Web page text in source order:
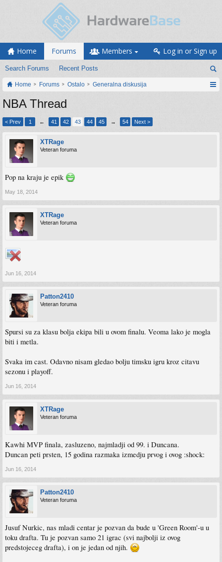
Home Forums
Search Forums Recent Posts
Members Log in or Sign up
Home Forums Ostalo Generalna diskusija
NBA Thread
< Prev 1 ← 41 42 43 44 45 → 54 Next >
XTRage
Veteran foruma
Pop na kraju je epik
May 18, 2014
XTRage
Veteran foruma
Jun 16, 2014
Patton2410
Veteran foruma
Spursi su za klasu bolja ekipa bili u ovom finalu. Veoma lako je mogla
biti i metla.
Svaka im cast. Odavno nisam gledao bolju timsku igru kroz citavu
sezonu i playoff.
Jun 16, 2014
XTRage
Veteran foruma
Kawhi MVP finala, zasluzeno, najmladji od 99. i Duncana.
Duncan peti prsten, 15 godina razmaka izmedju prvog i ovog :shock:
Jun 16, 2014
Patton2410
Veteran foruma
Jusuf Nurkic, nas mladi centar je pozvan da bude u 'Green Room'-u u
toku drafta. Tu je pozvan samo 21 igrac (svi najbolji iz ovog
predstojeceg drafta), i on je jedan od njih.